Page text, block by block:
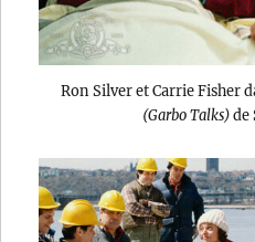
Ron Silver et Carrie Fisher
(Garbo Talks)de